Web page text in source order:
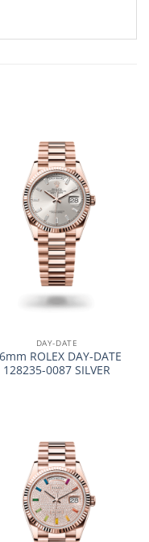
DAY-DATE
ROLEX DAY-DATE
128235-0087 SILVER